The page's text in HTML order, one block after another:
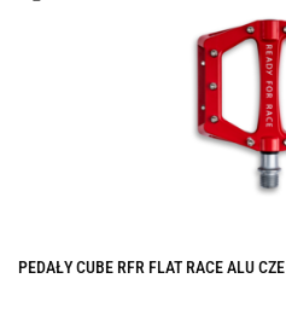
PEDAŁY CUBE RFR FLAT RACE ALU CZE